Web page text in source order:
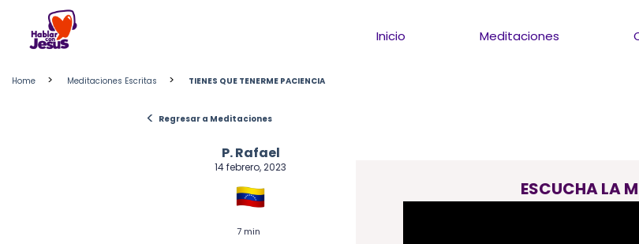
content
Inicio Meditaciones
Home > Meditaciones Escritas > TIENES QUE TENERME PACIENCIA
< Regresar a Meditaciones
P. Rafael
14 febrero, 2023
7 min
ESCUCHA LA